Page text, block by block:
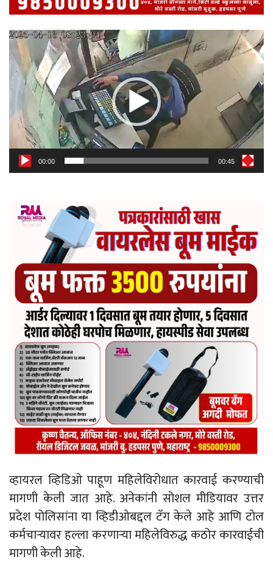
Video
Player
00:00 00:45
व्हायरल व्हिडिओ पाहूण महिलेविरोधात कारवाई करण्याची
मागणी केली जात आहे. अनेकांनी सोशल मीडियावर उत्तर
प्रदेश पोलिसांना या व्हिडीओबद्दल टॅग केले आहे आणि टोल
कर्मचाऱ्यावर हल्ला करणाऱ्या महिलेविरुद्ध कठोर कारवाईची
मागणी केली आहे.